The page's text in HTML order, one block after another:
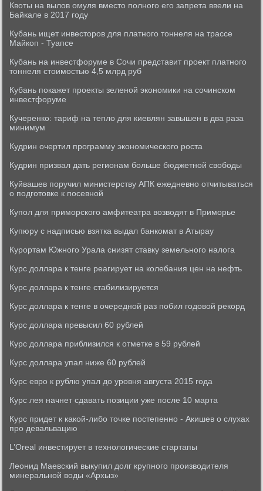
Квоты на вылов омуля вместо полного его запрета ввели на
Байкале в 2017 году
Кубань ищет инвесторов для платного тоннеля на трассе
Майкоп - Туапсе
Кубань на инвестфоруме в Сочи представит проект платного
тоннеля стоимостью 4,5 млрд руб
Кубань покажет проекты зеленой экономики на сочинском
инвестфоруме
Кучеренко: тариф на тепло для киевлян завышен в два раза
минимум
Кудрин очертил программу экономического роста
Кудрин призвал дать регионам больше бюджетной свободы
Куйвашев поручил министерству АПК ежедневно отчитываться
о подготовке к посевной
Купол для приморского амфитеатра возводят в Приморье
Купюру с надписью взятка выдал банкомат в Атырау
Курортам Южного Урала снизят ставку земельного налога
Курс доллара к тенге реагирует на колебания цен на нефть
Курс доллара к тенге стабилизируется
Курс доллара к тенге в очередной раз побил годовой рекорд
Курс доллара превысил 60 рублей
Курс доллара приблизился к отметке в 59 рублей
Курс доллара упал ниже 60 рублей
Курс евро к рублю упал до уровня августа 2015 года
Курс лея начнет сдавать позиции уже после 10 марта
Курс придет к какой-либо точке постепенно - Акишев о слухах
про девальвацию
L’Oreal инвестирует в технологические стартапы
Леонид Маевский выкупил долг крупного производителя
минеральной воды «Архыз»